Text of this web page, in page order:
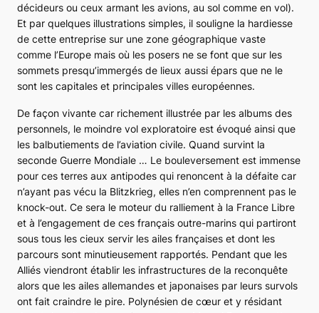
décideurs ou ceux armant les avions, au sol comme en vol).
Et par quelques illustrations simples, il souligne la hardiesse
de cette entreprise sur une zone géographique vaste
comme l’Europe mais où les posers ne se font que sur les
sommets presqu’immergés de lieux aussi épars que ne le
sont les capitales et principales villes européennes.
De façon vivante car richement illustrée par les albums des
personnels, le moindre vol exploratoire est évoqué ainsi que
les balbutiements de l’aviation civile. Quand survint la
seconde Guerre Mondiale … Le bouleversement est immense
pour ces terres aux antipodes qui renoncent à la défaite car
n’ayant pas vécu la Blitzkrieg, elles n’en comprennent pas le
knock-out. Ce sera le moteur du ralliement à la France Libre
et à l’engagement de ces français outre-marins qui partiront
sous tous les cieux servir les ailes françaises et dont les
parcours sont minutieusement rapportés. Pendant que les
Alliés viendront établir les infrastructures de la reconquête
alors que les ailes allemandes et japonaises par leurs survols
ont fait craindre le pire. Polynésien de cœur et y résidant